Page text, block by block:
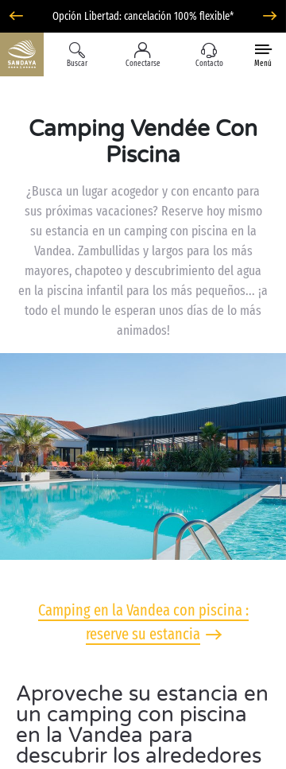
Opción Libertad: cancelación 100% flexible*
Buscar Conectarse Contacto Menú
Camping Vendée Con
Piscina
¿Busca un lugar acogedor y con encanto para
sus próximas vacaciones? Reserve hoy mismo
su estancia en un camping con piscina en la
Vandea. Zambullidas y largos para los más
mayores, chapoteo y descubrimiento del agua
en la piscina infantil para los más pequeños... ¡a
todo el mundo le esperan unos días de lo más
animados!
Camping en la Vandea con piscina :
reserve su estancia
Aproveche su estancia en
un camping con piscina
en la Vandea para
descubrir los alrededores